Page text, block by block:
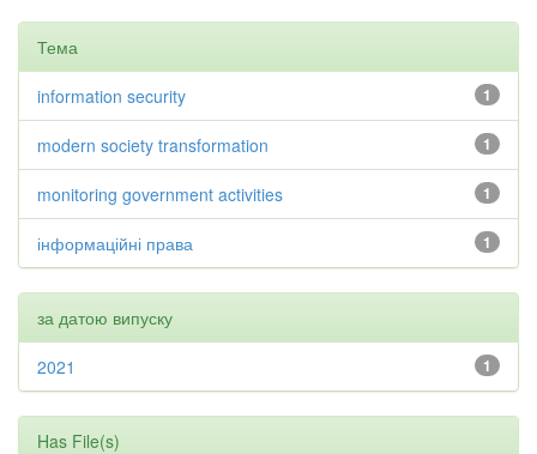
Тема
1
information security
1
modern society transformation
1
monitoring government activities
1
інформаційні права
за датою випуску
1
2021
Has File(s)